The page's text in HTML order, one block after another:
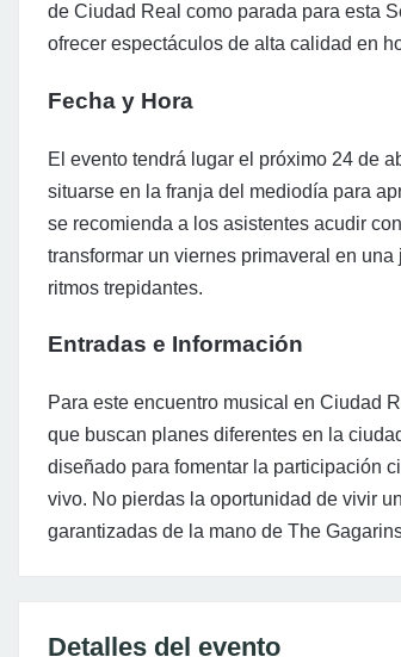
de Ciudad Real como parada para esta
ofrecer espectáculos de alta calidad en
Fecha y Hora
El evento tendrá lugar el próximo 24 de
situarse en la franja del mediodía para
se recomienda a los asistentes acudir
transformar un viernes primaveral en
ritmos trepidantes.
Entradas e Información
Para este encuentro musical en Ciudad
que buscan planes diferentes en la
diseñado para fomentar la participación
vivo. No pierdas la oportunidad de vivir
garantizadas de la mano de The
Detalles del evento